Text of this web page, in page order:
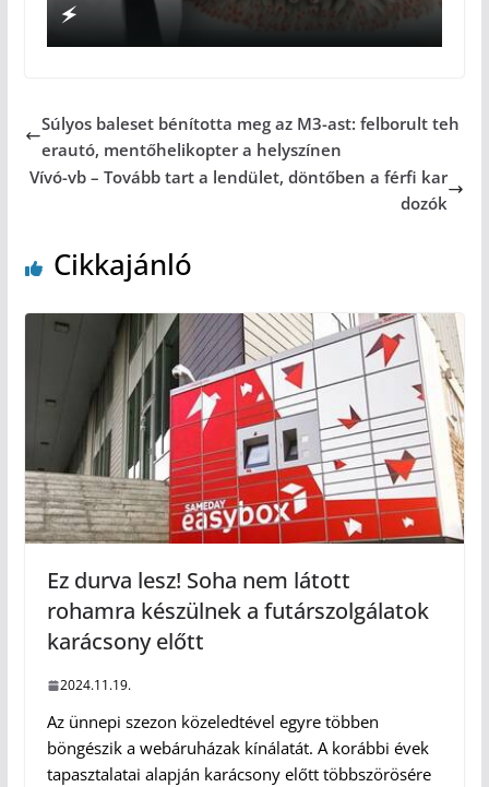
Súlyos baleset bénította meg az M3-ast: felborult teh
erautó, mentőhelikopter a helyszínen
Vívó-vb – Tovább tart a lendület, döntőben a férfi kar
dozók
Cikkajánló
Ez durva lesz! Soha nem látott
rohamra készülnek a futárszolgálatok
karácsony előtt
2024.11.19.
Az ünnepi szezon közeledtével egyre többen
böngészik a webáruházak kínálatát. A korábbi évek
tapasztalatai alapján karácsony előtt többszörösére